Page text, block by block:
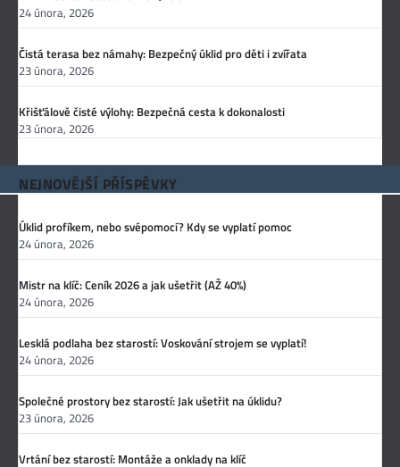
24 února, 2026
Čistá terasa bez námahy: Bezpečný úklid pro děti i zvířata
23 února, 2026
Křišťálově čisté výlohy: Bezpečná cesta k dokonalosti
23 února, 2026
NEJNOVĚJŠÍ PŘÍSPĚVKY
Úklid profíkem, nebo svépomocí? Kdy se vyplatí pomoc
24 února, 2026
Mistr na klíč: Ceník 2026 a jak ušetřit (AŽ 40%)
24 února, 2026
Lesklá podlaha bez starostí: Voskování strojem se vyplatí!
24 února, 2026
Společné prostory bez starostí: Jak ušetřit na úklidu?
23 února, 2026
Vrtání bez starostí: Montáže a onklady na klíč